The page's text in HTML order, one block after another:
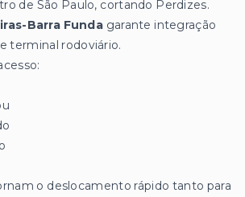
de São Paulo, cortando Perdizes.
Barra Funda garante integração
terminal rodoviário.
o deslocamento rápido tanto para